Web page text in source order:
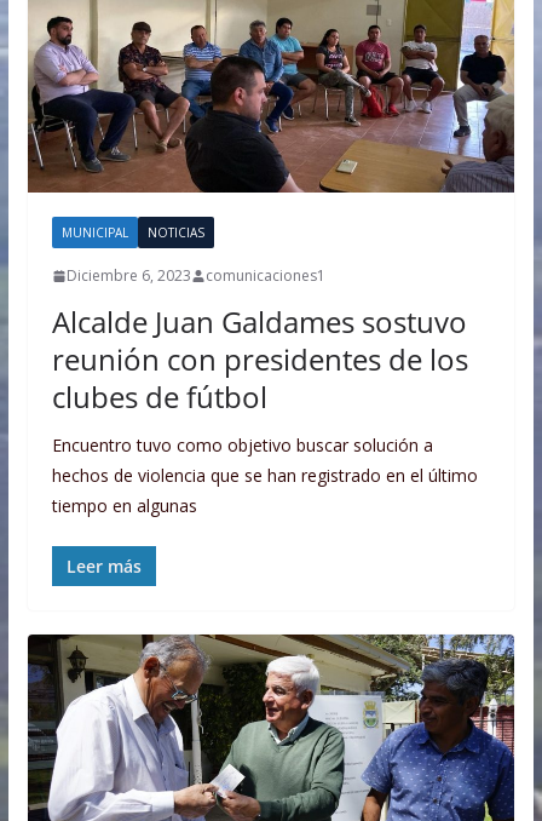
MUNICIPAL NOTICIAS
Diciembre 6, 2023 comunicaciones1
Alcalde Juan Galdames sostuvo
reunión con presidentes de los
clubes de fútbol
Encuentro tuvo como objetivo buscar solución a
hechos de violencia que se han registrado en el último
tiempo en algunas
Leer más